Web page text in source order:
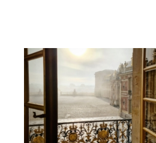
Chateau de Versailles